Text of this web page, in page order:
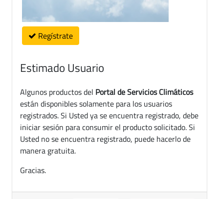
Regístrate
Estimado Usuario
Algunos productos del Portal de Servicios Climáticos
están disponibles solamente para los usuarios
registrados. Si Usted ya se encuentra registrado, debe
iniciar sesión para consumir el producto solicitado. Si
Usted no se encuentra registrado, puede hacerlo de
manera gratuita.
Gracias.